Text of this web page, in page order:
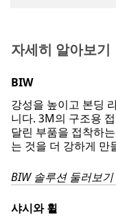
자세히 알아보기
BIW
강성을 높이고 본딩
니다. 3M의 구조용
달린 부품을 접착하
는 것을 더 강하게 만
BIW 솔루션 둘러보기
샤시와 휠